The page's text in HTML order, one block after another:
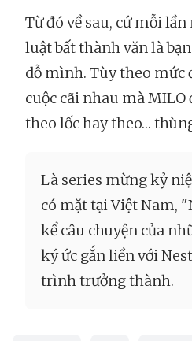
Từ đó về sau, cứ mỗi
luật bất thành văn là
dỗ mình. Tùy theo mức
cuộc cãi nhau mà
theo lốc hay theo…
Là series mừng kỷ
có mặt tại Việt Nam,
kể câu chuyện của
ký ức gắn liền với
trình trưởng thành.